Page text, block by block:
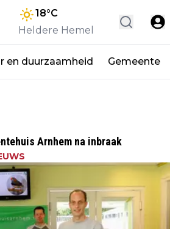
18°C
Heldere Hemel
en duurzaamheid Gemeente
Arnhem na inbraak